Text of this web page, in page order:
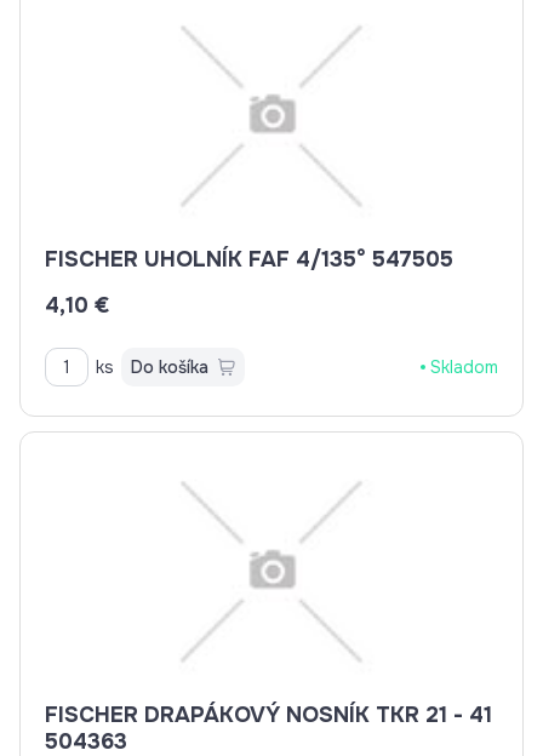
FISCHER UHOLNÍK FAF 4/135° 547505
4,10 €
ks Do košíka Skladom
FISCHER DRAPÁKOVÝ NOSNÍK TKR 21 - 41
504363